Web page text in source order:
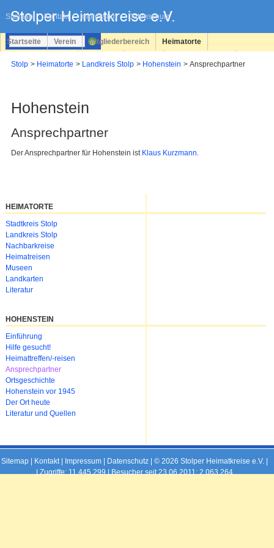
Sitemap Kontakt Impressum Datenschutz
überspringen
Startseite Verein Mitgliederbereich Heimatorte
Stolp Heimatorte Landkreis Stolp Hohenstein Ansprechpartner
Hohenstein
Ansprechpartner
Der Ansprechpartner für Hohenstein ist Klaus Kurzmann
HEIMATORTE
Navigation
überspringen
Stadtkreis Stolp
Landkreis Stolp
Nachbarkreise
Heimatreisen
Museen
Landkarten
Literatur
HOHENSTEIN
Navigation
überspringen
Einführung
Hilfe gesucht!
Heimattreffen/-reisen
Ansprechpartner
Ortsgeschichte
Hohenstein vor 1945
Der Ort heute
Literatur und Quellen
Sitemap| Kontakt| Impressum| Datenschutz| © 2026 Stolper Heimatkreise e.V. |
|Zugriffe: 11.445.299 | Besucher seit 23.06.2011: 2.063.264